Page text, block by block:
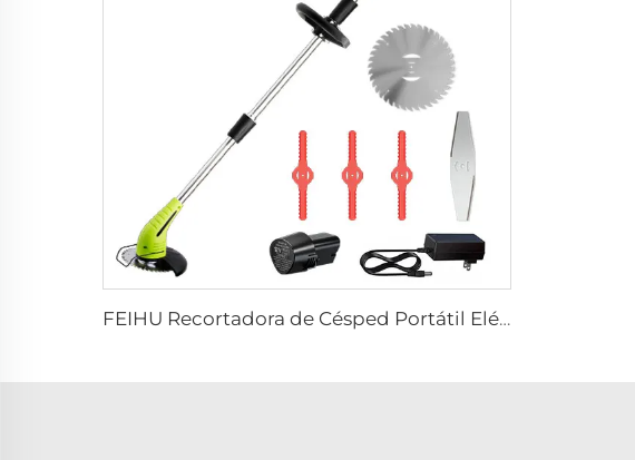
FEIHU Recortadora de Césped Portátil Eléctrica de Litio Inalámbrica 12V/21V/40V Aparadora de Jardín con Cuchilla de Acero para Recortar el Césped